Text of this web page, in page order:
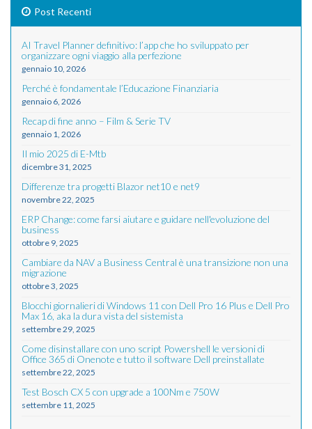
Post Recenti
AI Travel Planner definitivo: l’app che ho sviluppato per
organizzare ogni viaggio alla perfezione
gennaio 10, 2026
Perché è fondamentale l’Educazione Finanziaria
gennaio 6, 2026
Recap di fine anno – Film & Serie TV
gennaio 1, 2026
Il mio 2025 di E-Mtb
dicembre 31, 2025
Differenze tra progetti Blazor net10 e net9
novembre 22, 2025
ERP Change: come farsi aiutare e guidare nell'evoluzione del
business
ottobre 9, 2025
Cambiare da NAV a Business Central è una transizione non una
migrazione
ottobre 3, 2025
Blocchi giornalieri di Windows 11 con Dell Pro 16 Plus e Dell Pro
Max 16, aka la dura vista del sistemista
settembre 29, 2025
Come disinstallare con uno script Powershell le versioni di
Office 365 di Onenote e tutto il software Dell preinstallate
settembre 22, 2025
Test Bosch CX 5 con upgrade a 100Nm e 750W
settembre 11, 2025